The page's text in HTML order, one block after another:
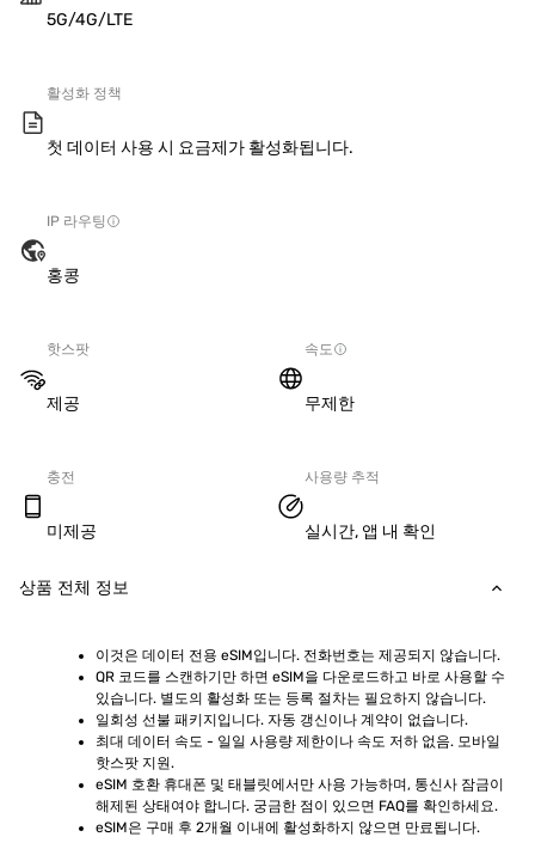
5G/4G/LTE
활성화 정책
첫 데이터 사용 시 요금제가 활성화됩니다.
IP 라우팅
홍콩
핫스팟
제공
속도
무제한
충전
미제공
사용량 추적
실시간, 앱 내 확인
상품 전체 정보
이것은 데이터 전용 eSIM입니다. 전화번호는 제공되지 않습니다.
QR 코드를 스캔하기만 하면 eSIM을 다운로드하고 바로 사용할 수
있습니다. 별도의 활성화 또는 등록 절차는 필요하지 않습니다.
일회성 선불 패키지입니다. 자동 갱신이나 계약이 없습니다.
최대 데이터 속도 - 일일 사용량 제한이나 속도 저하 없음. 모바일
핫스팟 지원.
eSIM 호환 휴대폰 및 태블릿에서만 사용 가능하며, 통신사 잠금이
해제된 상태여야 합니다. 궁금한 점이 있으면 FAQ를 확인하세요.
eSIM은 구매 후 2개월 이내에 활성화하지 않으면 만료됩니다.